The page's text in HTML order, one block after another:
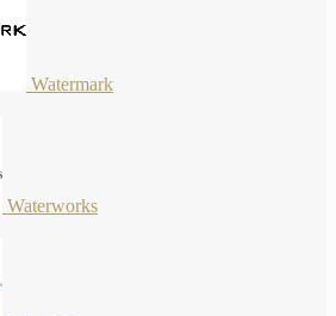
Watermark
Waterworks